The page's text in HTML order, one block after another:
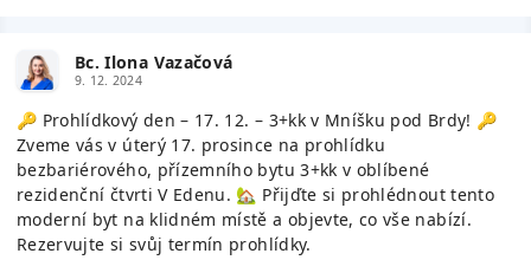
Bc. Ilona Vazačová
9. 12. 2024
🔑 Prohlídkový den – 17. 12. – 3+kk v Mníšku pod Brdy! 🔑
Zveme vás v úterý 17. prosince na prohlídku
bezbariérového, přízemního bytu 3+kk v oblíbené
rezidenční čtvrti V Edenu. 🏡 Přijďte si prohlédnout tento
moderní byt na klidném místě a objevte, co vše nabízí.
Rezervujte si svůj termín prohlídky.